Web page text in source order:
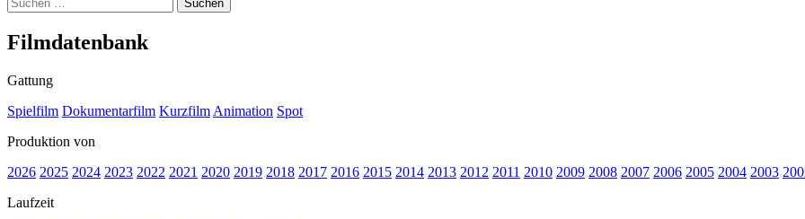
nach:
Film­da­ten­bank
Gattung
Spielfilm Dokumentarfilm Kurzfilm Animation Spot
Produktion von
2026 2025 2024 2023 2022 2021 2020 2019 2018 2017 2016 2015 2014 2013 2012 2011 2010 2009 2008 2007 2006 2005 2004 2003
Laufzeit